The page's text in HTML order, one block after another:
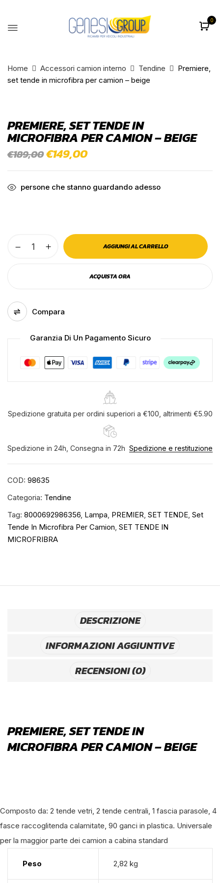
0
Home Accessori camion interno Tendine
Premiere,
set tende in microfibra per camion – beige
PREMIERE, SET TENDE IN
MICROFIBRA PER CAMION – BEIGE
€189,00Il
prezzo
originale
era:
€189,00.
€149,00Il
attuale
è:
€149,00.
persone che stanno guardando adesso
Premiere,
tende
microfibra
per
camion
beige
AGGIUNGI AL CARRELLO
ACQUISTA ORA
Compara
Garanzia Di Un Pagamento Sicuro
Spedizione gratuita per ordini superiori a €100, altrimenti €5.90
Spedizione in 24h, Consegna in 72h Spedizione e restituzione
COD: 98635
Categoria: Tendine
Tag: 8000692986356, Lampa, PREMIER, SET TENDE, Set
Tende In Microfibra Per Camion, SET TENDE IN
MICROFRIBRA
DESCRIZIONE
INFORMAZIONI AGGIUNTIVE
RECENSIONI (0)
PREMIERE, SET TENDE IN
MICROFIBRA PER CAMION – BEIGE
Composto da: 2 tende vetri, 2 tende centrali, 1 fascia parasole, 4
fasce raccoglitenda calamitate, 90 ganci in plastica. Universale
per la maggior parte dei camion a cabina standard
Peso 2,82 kg
BE THE FIRST TO REVIEW
MICROFIBRA PER CAMION – BEIGE”
La vostra valutazione
Salva il mio nome, email e sito web in
questo browser per la prossima volta che